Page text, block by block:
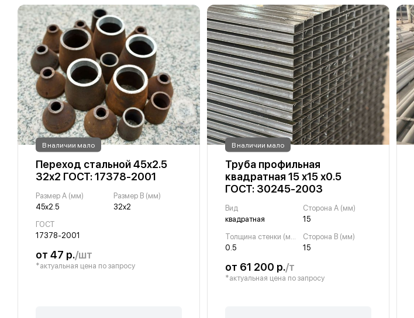
В наличии мало
Переход стальной 45х2.5
32х2 ГОСТ: 17378-2001
Размер A (мм)
45х2.5
Размер B (мм)
32х2
ГОСТ
17378-2001
от 47 р./шт
*актуальная цена по запросу
В наличии мало
Труба профильная
квадратная 15 х15 х0.5
ГОСТ: 30245-2003
Вид
квадратная
Сторона A (мм)
15
Толщина стенки (мм)
0.5
Сторона B (мм)
15
от 61 200 р./т
*актуальная цена по запросу